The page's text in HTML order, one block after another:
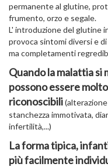
permanente al glutine,
frumento, orzo e segale.
L' introduzione del glutine
provoca sintomi diversi e
ma completamenti
Quando la malattia si
possono essere
riconoscibili
stanchezza immotivata,
infertilità,...)
La forma tipica,
più facilmente